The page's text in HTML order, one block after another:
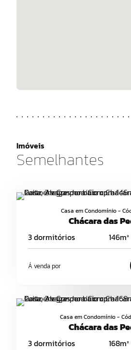
Imóveis
Semelhantes
Casa em Condomínio -
Chácara das
3 dormitórios 146m²
Á venda por
Casa em Condomínio -
Chácara das
3 dormitórios 168m²